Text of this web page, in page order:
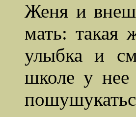
Женя и
мать: такая
улыбка и
школе у